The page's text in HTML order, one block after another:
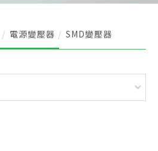
電源變壓器 SMD變壓器